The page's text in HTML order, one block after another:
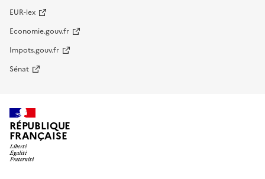
EUR-lex
Economie.gouv.fr
Impots.gouv.fr
Sénat
RÉPUBLIQUE
FRANÇAISE